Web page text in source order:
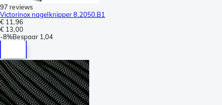
97 reviews
Victorinox nagelknipper 8.2050.B1
€ 11,96
€ 13,00
-8%Bespaar 1,04